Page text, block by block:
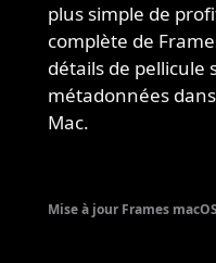
plus simple de
complète de
détails de pellicule
métadonnées
Mac.
Mise à jour Frames